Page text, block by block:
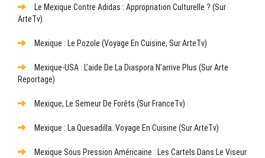
Le Mexique Contre Adidas : Appropriation Culturelle ? (sur
ArteTv)
Mexique : Le Pozole (Voyage En Cuisine, Sur ArteTv)
Mexique-USA : L’aide De La Diaspora N’arrive Plus (sur Arte
Reportage)
Mexique, Le Semeur De Forêts (sur FranceTv)
Mexique : La Quesadilla. Voyage En Cuisine (sur ArteTv)
Mexique Sous Pression Américaine : Les Cartels Dans Le Viseur